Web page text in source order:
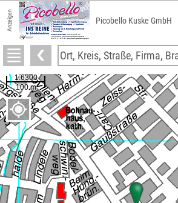
Anzeigen Picobello Kuske GmbH